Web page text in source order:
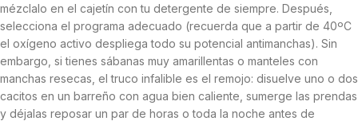
mézclalo en el cajetín con tu detergente de siempre. Después,
selecciona el programa adecuado (recuerda que a partir de 40ºC
el oxígeno activo despliega todo su potencial antimanchas). Sin
embargo, si tienes sábanas muy amarillentas o manteles con
manchas resecas, el truco infalible es el remojo: disuelve uno o dos
cacitos en un barreño con agua bien caliente, sumerge las prendas
y déjalas reposar un par de horas o toda la noche antes de